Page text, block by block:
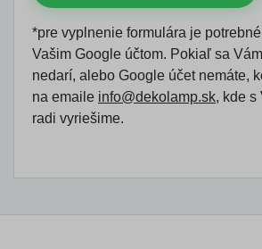
*pre vyplnenie formulára je
Vašim Google účtom. Pokiaľ sa
nedarí, alebo Google účet nemáte,
na emaile info@dekolamp.sk, kde s
radi vyriešime.